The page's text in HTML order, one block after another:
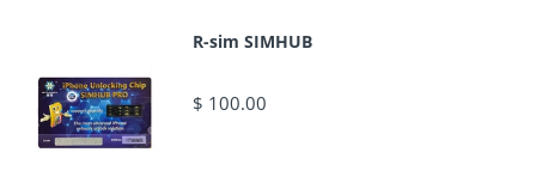
R-sim SIMHUB
$ 100.00